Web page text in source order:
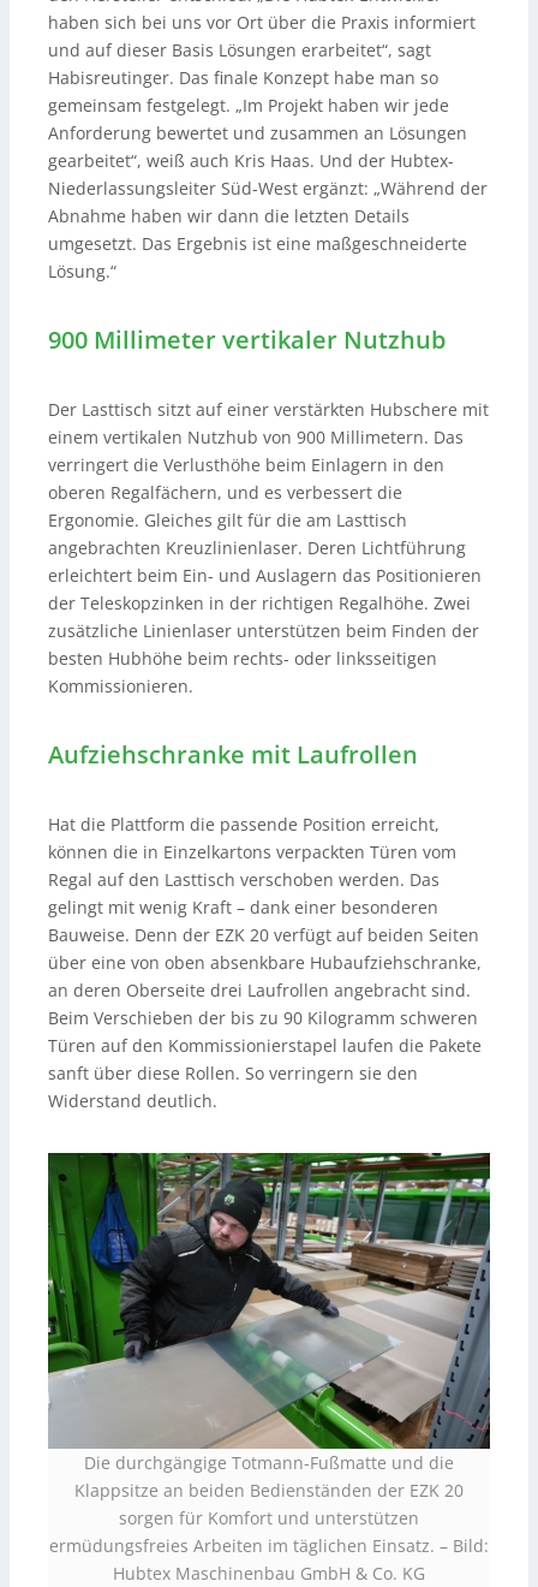
haben sich bei uns vor Ort über die Praxis informiert
und auf dieser Basis Lösungen erarbeitet“, sagt
Habisreutinger. Das finale Konzept habe man so
gemeinsam festgelegt. „Im Projekt haben wir jede
Anforderung bewertet und zusammen an Lösungen
gearbeitet“, weiß auch Kris Haas. Und der Hubtex-
Niederlassungsleiter Süd-West ergänzt: „Während der
Abnahme haben wir dann die letzten Details
umgesetzt. Das Ergebnis ist eine maßgeschneiderte
Lösung.“
900 Millimeter vertikaler Nutzhub
Der Lasttisch sitzt auf einer verstärkten Hubschere mit
einem vertikalen Nutzhub von 900 Millimetern. Das
verringert die Verlusthöhe beim Einlagern in den
oberen Regalfächern, und es verbessert die
Ergonomie. Gleiches gilt für die am Lasttisch
angebrachten Kreuzlinienlaser. Deren Lichtführung
erleichtert beim Ein- und Auslagern das Positionieren
der Teleskopzinken in der richtigen Regalhöhe. Zwei
zusätzliche Linienlaser unterstützen beim Finden der
besten Hubhöhe beim rechts- oder linksseitigen
Kommissionieren.
Aufziehschranke mit Laufrollen
Hat die Plattform die passende Position erreicht,
können die in Einzelkartons verpackten Türen vom
Regal auf den Lasttisch verschoben werden. Das
gelingt mit wenig Kraft – dank einer besonderen
Bauweise. Denn der EZK 20 verfügt auf beiden Seiten
über eine von oben absenkbare Hubaufziehschranke,
an deren Oberseite drei Laufrollen angebracht sind.
Beim Verschieben der bis zu 90 Kilogramm schweren
Türen auf den Kommissionierstapel laufen die Pakete
sanft über diese Rollen. So verringern sie den
Widerstand deutlich.
Die durchgängige Totmann-Fußmatte und die
Klappsitze an beiden Bedienständen der EZK 20
sorgen für Komfort und unterstützen
ermüdungsfreies Arbeiten im täglichen Einsatz. – Bild:
Hubtex Maschinenbau GmbH & Co. KG